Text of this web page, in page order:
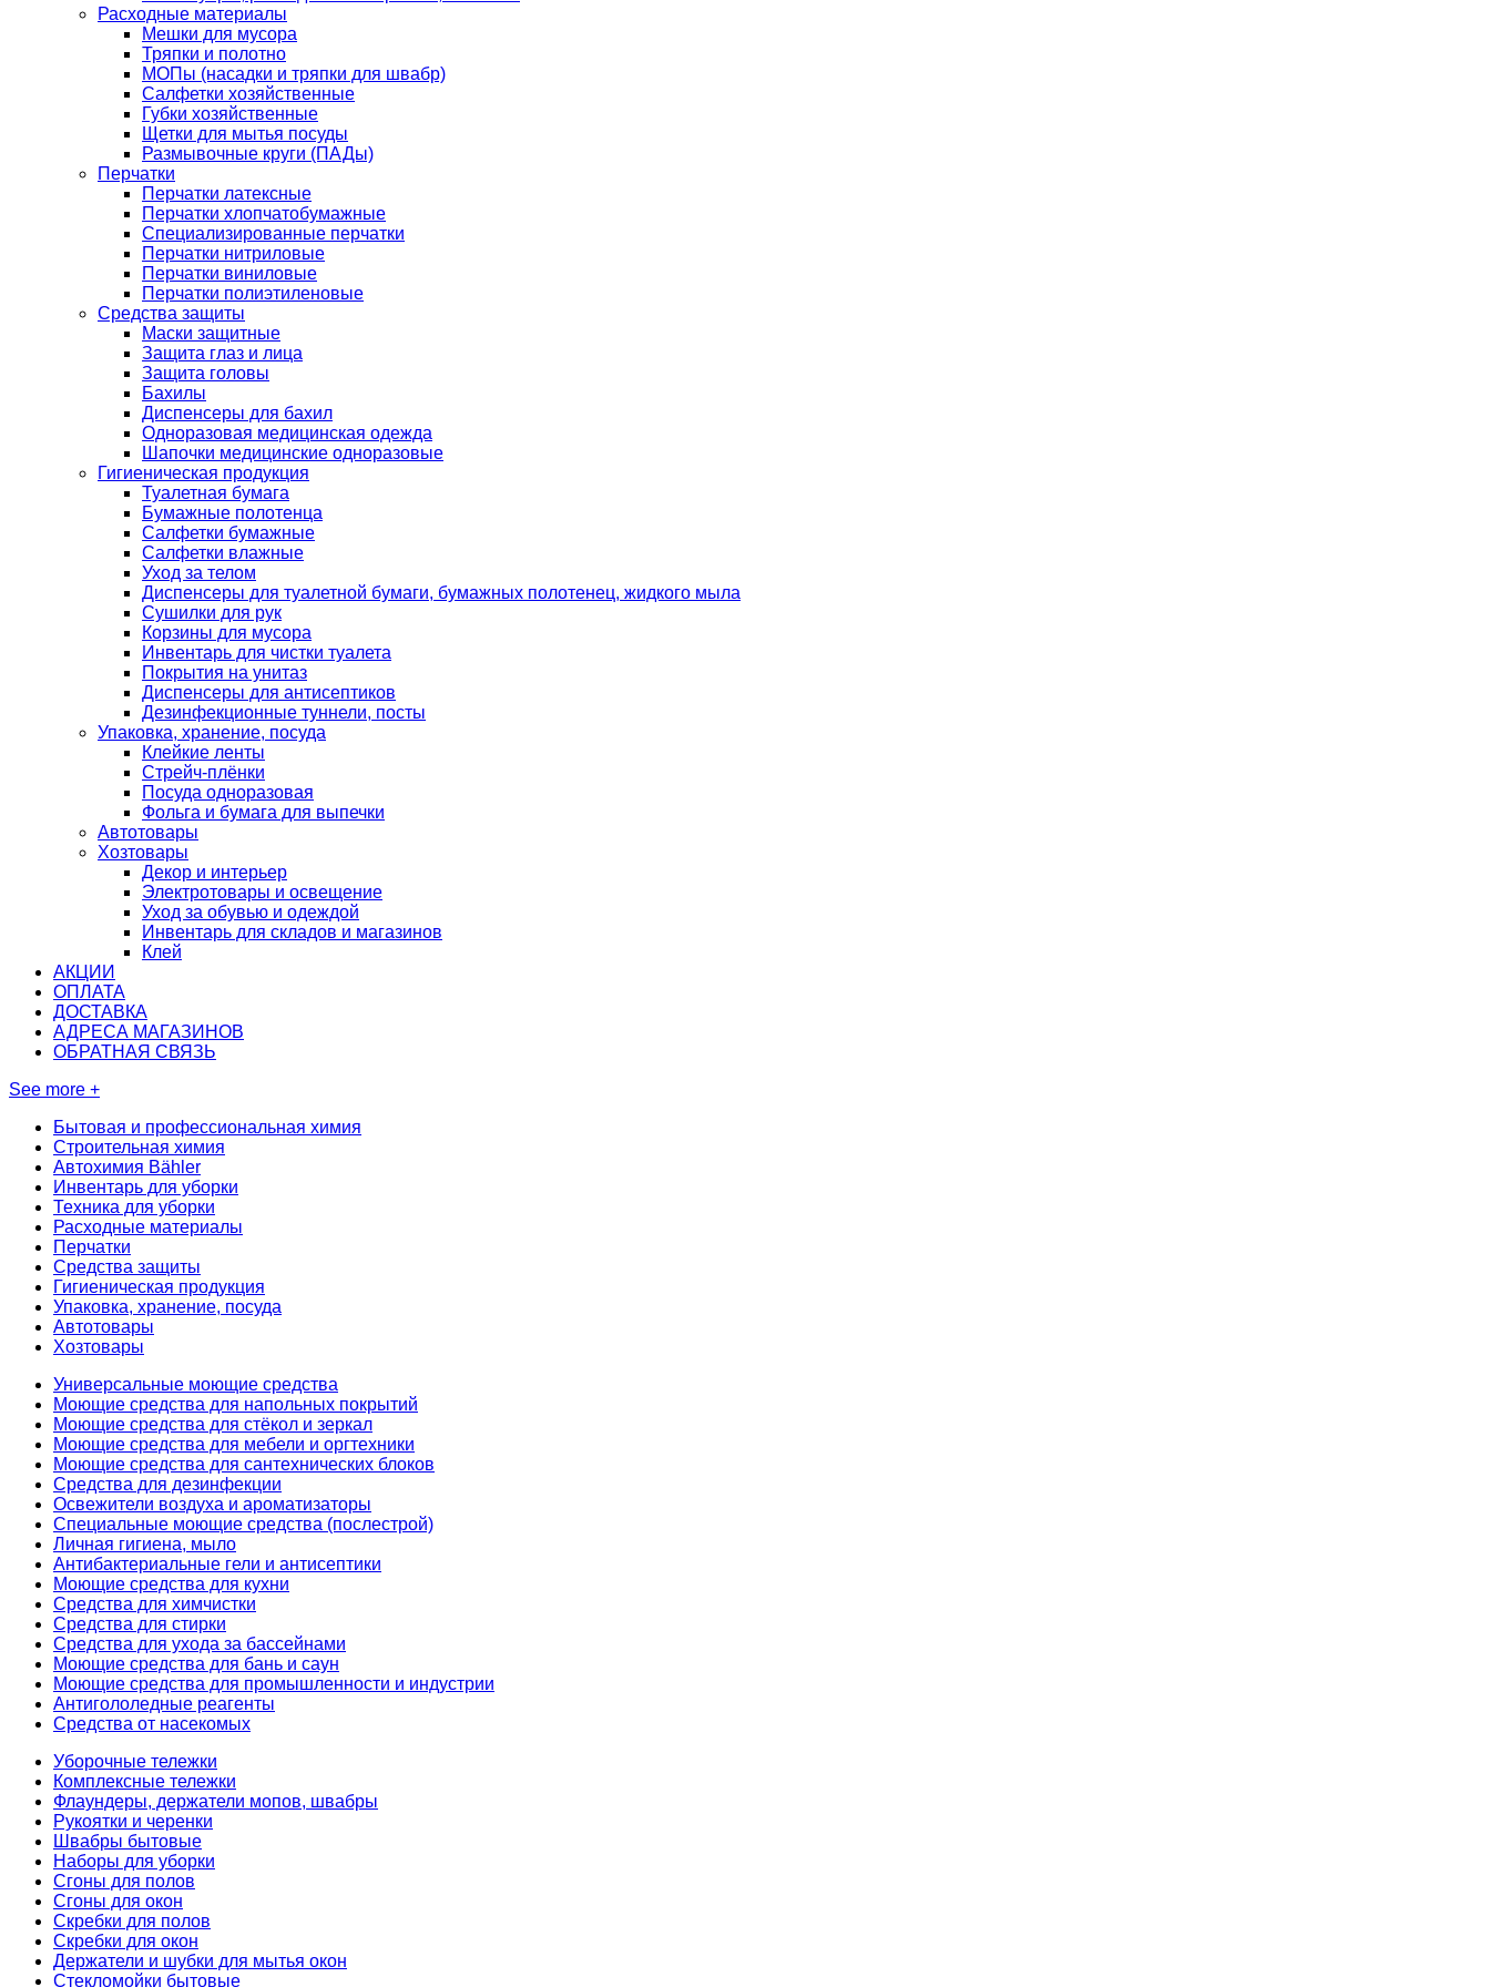
Расходные материалы
Мешки для мусора
Тряпки и полотно
МОПы (насадки и тряпки для швабр)
Салфетки хозяйственные
Губки хозяйственные
Щетки для мытья посуды
Размывочные круги (ПАДы)
Перчатки
Перчатки латексные
Перчатки хлопчатобумажные
Специализированные перчатки
Перчатки нитриловые
Перчатки виниловые
Перчатки полиэтиленовые
Средства защиты
Маски защитные
Защита глаз и лица
Защита головы
Бахилы
Диспенсеры для бахил
Одноразовая медицинская одежда
Шапочки медицинские одноразовые
Гигиеническая продукция
Туалетная бумага
Бумажные полотенца
Салфетки бумажные
Салфетки влажные
Уход за телом
Диспенсеры для туалетной бумаги, бумажных полотенец, жидкого мыла
Сушилки для рук
Корзины для мусора
Инвентарь для чистки туалета
Покрытия на унитаз
Диспенсеры для антисептиков
Дезинфекционные туннели, посты
Упаковка, хранение, посуда
Клейкие ленты
Стрейч-плёнки
Посуда одноразовая
Фольга и бумага для выпечки
Автотовары
Хозтовары
Декор и интерьер
Электротовары и освещение
Уход за обувью и одеждой
Инвентарь для складов и магазинов
Клей
АКЦИИ
ОПЛАТА
ДОСТАВКА
АДРЕСА МАГАЗИНОВ
ОБРАТНАЯ СВЯЗЬ
See more +
Бытовая и профессиональная химия
Строительная химия
Автохимия Bähler
Инвентарь для уборки
Техника для уборки
Расходные материалы
Перчатки
Средства защиты
Гигиеническая продукция
Упаковка, хранение, посуда
Автотовары
Хозтовары
Универсальные моющие средства
Моющие средства для напольных покрытий
Моющие средства для стёкол и зеркал
Моющие средства для мебели и оргтехники
Моющие средства для сантехнических блоков
Средства для дезинфекции
Освежители воздуха и ароматизаторы
Специальные моющие средства (послестрой)
Личная гигиена, мыло
Антибактериальные гели и антисептики
Моющие средства для кухни
Средства для химчистки
Средства для стирки
Средства для ухода за бассейнами
Моющие средства для бань и саун
Моющие средства для промышленности и индустрии
Антигололедные реагенты
Средства от насекомых
Уборочные тележки
Комплексные тележки
Флаундеры, держатели мопов, швабры
Рукоятки и черенки
Швабры бытовые
Наборы для уборки
Сгоны для полов
Сгоны для окон
Скребки для полов
Скребки для окон
Держатели и шубки для мытья окон
Стекломойки бытовые